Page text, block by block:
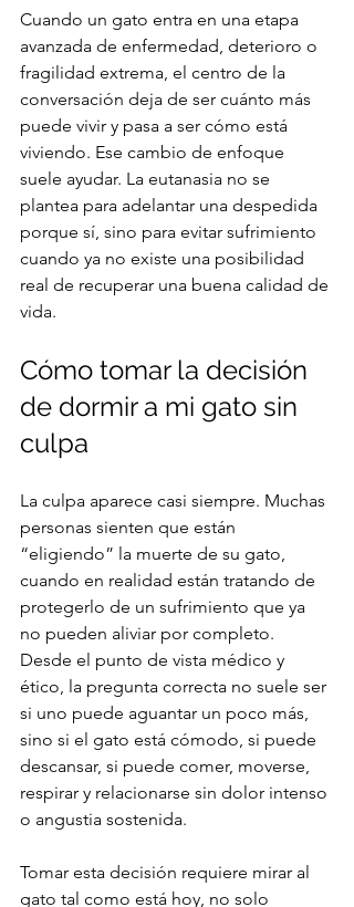
Cuando un gato entra en una etapa
avanzada de enfermedad, deterioro o
fragilidad extrema, el centro de la
conversación deja de ser cuánto más
puede vivir y pasa a ser cómo está
viviendo. Ese cambio de enfoque
suele ayudar. La eutanasia no se
plantea para adelantar una despedida
porque sí, sino para evitar sufrimiento
cuando ya no existe una posibilidad
real de recuperar una buena calidad de
vida.
Cómo tomar la decisión
de dormir a mi gato sin
culpa
La culpa aparece casi siempre. Muchas
personas sienten que están
“eligiendo” la muerte de su gato,
cuando en realidad están tratando de
protegerlo de un sufrimiento que ya
no pueden aliviar por completo.
Desde el punto de vista médico y
ético, la pregunta correcta no suele ser
si uno puede aguantar un poco más,
sino si el gato está cómodo, si puede
descansar, si puede comer, moverse,
respirar y relacionarse sin dolor intenso
o angustia sostenida.
Tomar esta decisión requiere mirar al
gato tal como está hoy, no solo